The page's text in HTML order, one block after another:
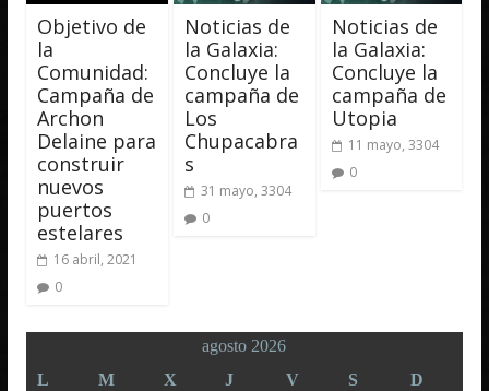
Objetivo de
la
Comunidad:
Campaña de
Archon
Delaine para
construir
nuevos
puertos
estelares
16 abril, 2021
0
Noticias de
la Galaxia:
Concluye la
campaña de
Los
Chupacabra
s
31 mayo, 3304
0
Noticias de
la Galaxia:
Concluye la
campaña de
Utopia
11 mayo, 3304
0
agosto 2026
L
M X J V S D